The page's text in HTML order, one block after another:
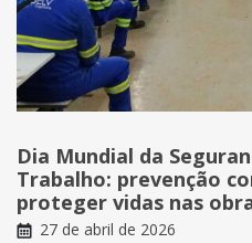
Dia Mundial da
Trabalho: prevenção
proteger vidas nas
27 de abril de 2026